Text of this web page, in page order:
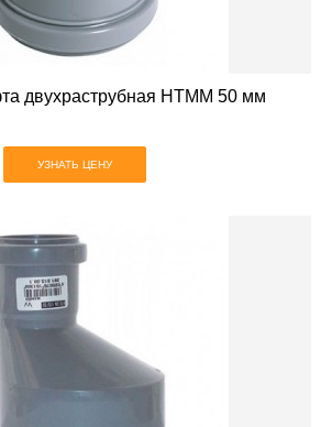
двухраструбная HTMM 50 мм
УЗНАТЬ ЦЕНУ